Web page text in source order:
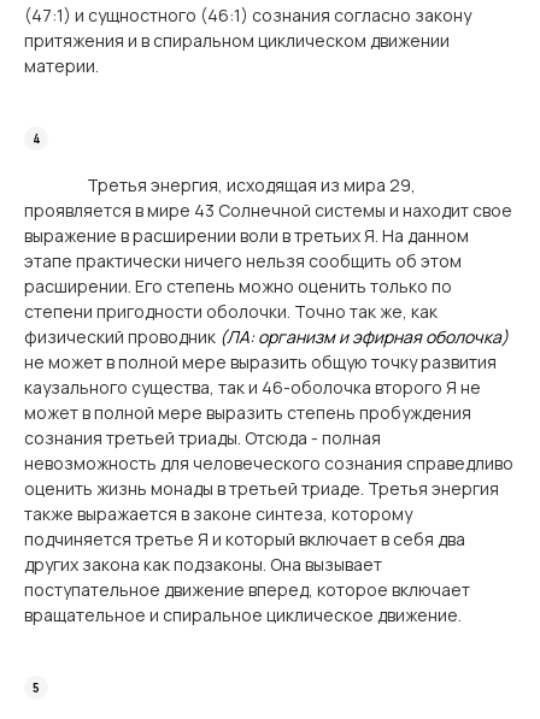
(47:1) и сущностного (46:1) сознания согласно закону
притяжения и в спиральном циклическом движении
материи.
Третья энергия, исходящая из мира 29,
проявляется в мире 43 Солнечной системы и находит свое
выражение в расширении воли в третьих Я. На данном
этапе практически ничего нельзя сообщить об этом
расширении. Его степень можно оценить только по
степени пригодности оболочки. Точно так же, как
физический проводник (ЛА: организм и эфирная оболочка)
не может в полной мере выразить общую точку развития
каузального существа, так и 46-оболочка второго Я не
может в полной мере выразить степень пробуждения
сознания третьей триады. Отсюда - полная
невозможность для человеческого сознания справедливо
оценить жизнь монады в третьей триаде. Третья энергия
также выражается в законе синтеза, которому
подчиняется третье Я и который включает в себя два
других закона как подзаконы. Она вызывает
поступательное движение вперед, которое включает
вращательное и спиральное циклическое движение.